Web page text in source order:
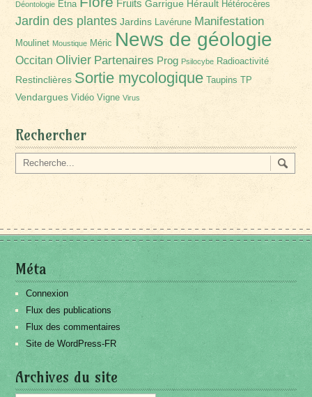
Déontologie Etna Fruits Garrigue Hérault Hétérocères
Jardin des plantes Jardins Lavérune Manifestation
Moulinet Moustique Méric News de géologie
Occitan Olivier Partenaires Prog Psilocybe Radioactivité
Restinclières Sortie mycologique Taupins TP
Vendargues Vidéo Vigne Virus
Rechercher
Méta
Connexion
Flux des publications
Flux des commentaires
Site de WordPress-FR
Archives du site